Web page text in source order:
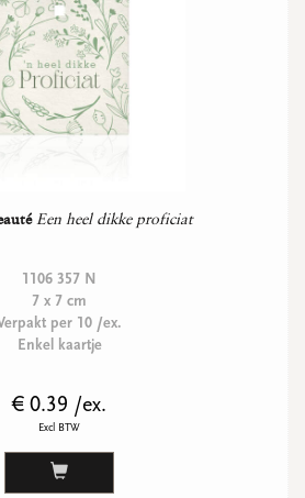
Een heel dikke proficiat
1106 357 N
7 x 7 cm
per 10 /ex.
Enkel kaartje
€ 0.39 /ex.
Excl BTW